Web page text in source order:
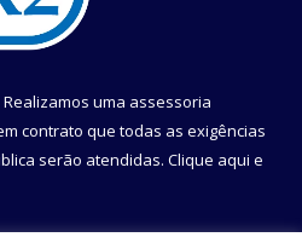
uma assessoria
contrato que todas as exigências
serão atendidas. Clique aqui e